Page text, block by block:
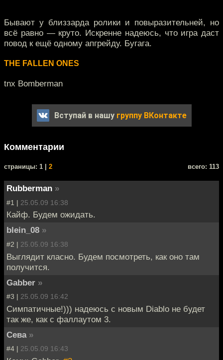
Бывают у близзарда ролики и повыразительней, но
всё равно — круто. Искренне надеюсь, что игра даст
повод к ещё одному апгрейду. Бугага.
THE FALLEN ONES
tnx Bomberman
Вступай в нашу группу ВКонтакте
Комментарии
cтраницы: 1 | 2 всего: 113
Rubberman »
#1 | 25.05.09 16:38
Кайф. Будем ожидать.
blein_08 »
#2 | 25.05.09 16:38
Выглядит класно. Будем посмотреть, как оно там
получится.
Gabber »
#3 | 25.05.09 16:42
Симпатичные!))) надеюсь с новым Diablo не будет
так же, как с фаллаутом 3.
Сева »
#4 | 25.05.09 16:43